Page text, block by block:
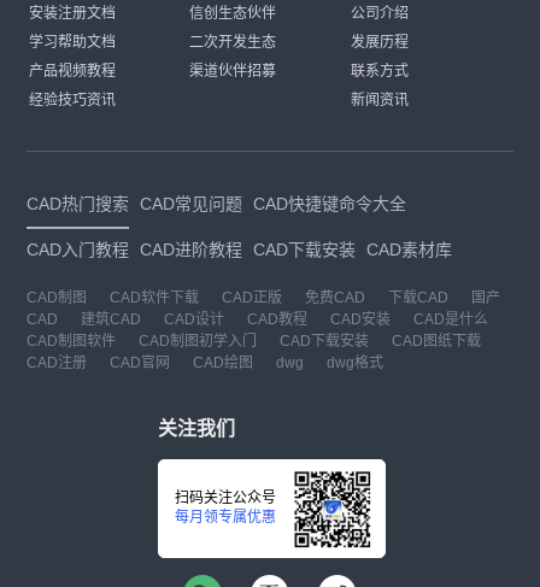
安装注册文档
学习帮助文档
产品视频教程
经验技巧资讯
信创生态伙伴
二次开发生态
渠道伙伴招募
公司介绍
发展历程
联系方式
新闻资讯
CAD热门搜索 CAD常见问题 CAD快捷键命令大全
CAD入门教程 CAD进阶教程 CAD下载安装 CAD素材库
CAD制图 CAD软件下载 CAD正版 免费CAD 下载CAD
国产
CAD
建筑CAD CAD设计 CAD教程 CAD安装
CAD是什么
CAD制图软件
CAD制图初学入门 CAD下载安装
CAD图纸下载
CAD注册
CAD官网 CAD绘图 dwg dwg格式
关注我们
扫码关注公众号
每月领专属优惠